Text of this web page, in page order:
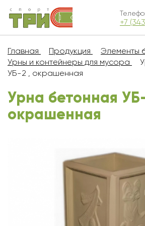
+7
Главная Продукция
Элементы
Урны и контейнеры для мусора
УБ-2 , окрашенная
Урна бетонная
окрашенная